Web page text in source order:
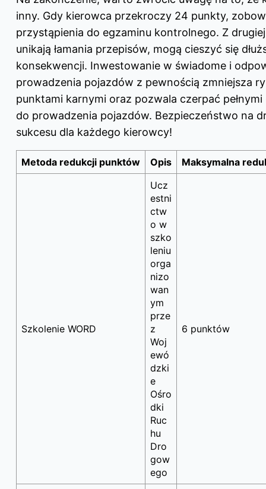
inny. Gdy kierowca przekroczy 24 punkty,
przystąpienia do egzaminu kontrolnego. Z
unikają łamania przepisów, mogą cieszyć się
konsekwencji. Inwestowanie w świadome i
prowadzenia pojazdów z pewnością zmniejsza
punktami karnymi oraz pozwala czerpać
do prowadzenia pojazdów. Bezpieczeństwo na
sukcesu dla każdego kierowcy!
Metoda redukcji punktów Opis Maksymalna
Szkolenie WORD
Ucz
estni
ctw
o w
szko
leniu
orga
nizo
wan
ym
prze
z
Woj
ewó
dzki
e
Ośro
dki
Ruc
hu
Dro
gow
ego
6 punktów